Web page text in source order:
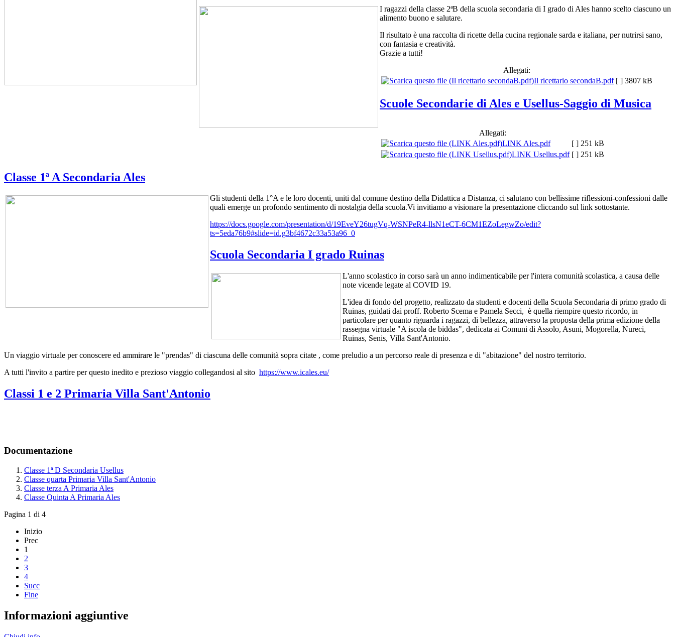
I ragazzi della classe 2ªB della scuola secondaria di I grado di Ales hanno scelto ciascuno un
alimento buono e salutare.
Il risultato è una raccolta di ricette della cucina regionale sarda e italiana, per nutrirsi sano,
con fantasia e creatività.
Grazie a tutti!
Allegati:
Il ricettario secondaB.pdf [ ] 3807 kB
Scuole Secondarie di Ales e Usellus-Saggio di Musica
Allegati:
LINK Ales.pdf
[ ] 251 kB
LINK Usellus.pdf [ ] 251 kB
Classe 1ª A Secondaria Ales
Gli studenti della 1°A e le loro docenti, uniti dal comune destino della Didattica a Distanza, ci salutano con bellissime riflessioni-confessioni dalle
quali emerge un profondo sentimento di nostalgia della scuola.Vi invitiamo a visionare la presentazione cliccando sul link sottostante.
https://docs.google.com/presentation/d/19EveY26tugVq-WSNPeR4-llsN1eCT-6CM1EZoLegwZo/edit?
ts=5eda76b9#slide=id.g3bf4672c33a53a96_0
Scuola Secondaria I grado Ruinas
L'anno scolastico in corso sarà un anno indimenticabile per l'intera comunità scolastica, a causa delle
note vicende legate al COVID 19.
L'idea di fondo del progetto, realizzato da studenti e docenti della Scuola Secondaria di primo grado di
Ruinas, guidati dai proff. Roberto Scema e Pamela Secci, è quella riempire questo ricordo, in
particolare per quanto riguarda i ragazzi, di bellezza, attraverso la proposta della prima edizione della
rassegna virtuale "A iscola de biddas", dedicata ai Comuni di Assolo, Asuni, Mogorella, Nureci,
Ruinas, Senis, Villa Sant'Antonio.
Un viaggio virtuale per conoscere ed ammirare le "prendas" di ciascuna delle comunità sopra citate , come preludio a un percorso reale di presenza e di "abitazione" del nostro territorio.
A tutti l'invito a partire per questo inedito e prezioso viaggio collegandosi al sito https://www.icales.eu/
Classi 1 e 2 Primaria Villa Sant'Antonio
Documentazione
Classe 1ª D Secondaria Usellus
Classe quarta Primaria Villa Sant'Antonio
Classe terza A Primaria Ales
Classe Quinta A Primaria Ales
Pagina 1 di 4
Inizio
Prec
1
2
3
4
Succ
Fine
Informazioni aggiuntive